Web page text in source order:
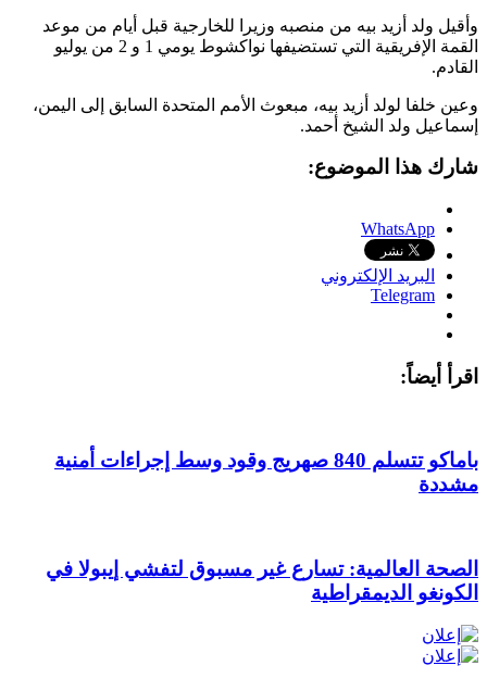
وأقيل ولد أزيد بيه من منصبه وزيرا للخارجية قبل أيام من موعد
القمة الإفريقية التي تستضيفها نواكشوط يومي 1 و 2 من يوليو
القادم.
وعين خلفا لولد أزيد بيه، مبعوث الأمم المتحدة السابق إلى اليمن،
إسماعيل ولد الشيخ أحمد.
شارك هذا الموضوع:
WhatsApp
البريد الإلكتروني
Telegram
اقرأ أيضاً:
باماكو تتسلم 840 صهريج وقود وسط إجراءات أمنية
مشددة
الصحة العالمية: تسارع غير مسبوق لتفشي إيبولا في
الكونغو الديمقراطية